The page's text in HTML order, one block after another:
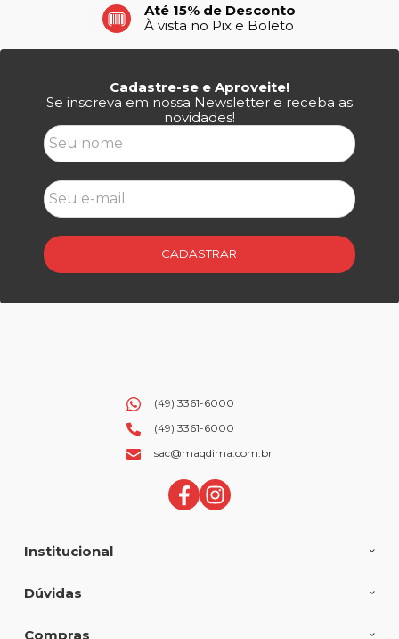
Até 15% de Desconto
À vista no Pix e Boleto
Cadastre-se e Aproveite!
Se inscreva em nossa Newsletter e receba as
novidades!
CADASTRAR
Institucional
Dúvidas
Compras
(49) 3361-6000
(49) 3361-6000
sac@maqdima.com.br